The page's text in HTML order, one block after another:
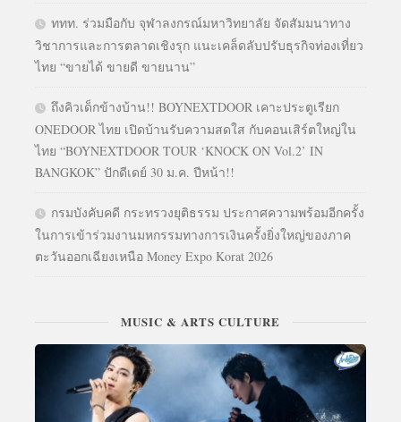
ททท. ร่วมมือกับ จุฬาลงกรณ์มหาวิทยาลัย จัดสัมมนาทาง
วิชาการและการตลาดเชิงรุก แนะเคล็ดลับปรับธุรกิจท่องเที่ยว
ไทย “ขายได้ ขายดี ขายนาน”
ถึงคิวเด็กข้างบ้าน!! BOYNEXTDOOR เคาะประตูเรียก
ONEDOOR ไทย เปิดบ้านรับความสดใส กับคอนเสิร์ตใหญ่ใน
ไทย “BOYNEXTDOOR TOUR ‘KNOCK ON Vol.2’ IN
BANGKOK” ปักดีเดย์ 30 ม.ค. ปีหน้า!!
กรมบังคับคดี กระทรวงยุติธรรม ประกาศความพร้อมอีกครั้ง
ในการเข้าร่วมงานมหกรรมทางการเงินครั้งยิ่งใหญ่ของภาค
ตะวันออกเฉียงเหนือ Money Expo Korat 2026
MUSIC & ARTS CULTURE